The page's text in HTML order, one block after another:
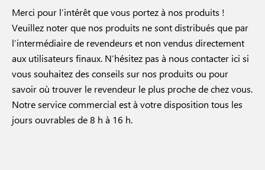
Merci pour l’intérêt que vous portez à nos produits !
Veuillez noter que nos produits ne sont distribués que par
l’intermédiaire de revendeurs et non vendus directement
aux utilisateurs finaux. N’hésitez pas à nous contacter ici si
vous souhaitez des conseils sur nos produits ou pour
savoir où trouver le revendeur le plus proche de chez vous.
Notre service commercial est à votre disposition tous les
jours ouvrables de 8 h à 16 h.